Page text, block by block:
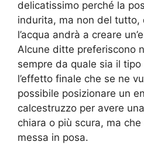
delicatissimo perché la
indurita, ma non del tutto,
l’acqua andrà a creare
Alcune ditte preferiscono
sempre da quale sia il
l’effetto finale che se ne
possibile posizionare un
calcestruzzo per avere
chiara o più scura, ma
messa in posa.